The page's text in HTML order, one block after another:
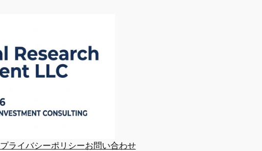
プライバシーポリシーお問い合わせ